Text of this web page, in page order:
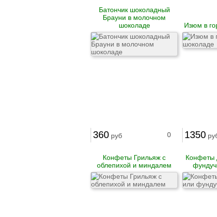
Паштеты
Холодец
Тушенка домашняя
Бобовые
Мука
Макаронные
изделия
Отруби
Растительные масла
Батончик шоколадный
Брауни в молочном
шоколаде
360 руб 0
Изюм в
1350
Конфеты Грильяж с
облепихой и миндалем
Конфеты